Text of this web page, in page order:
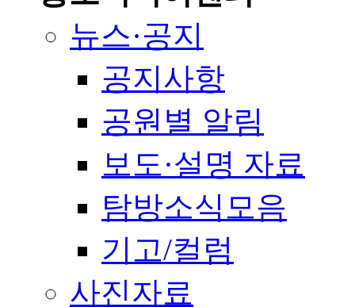
뉴스·공지
공지사항
공원별 알림
보도·설명 자료
탐방소식모음
기고/컬럼
사진자료